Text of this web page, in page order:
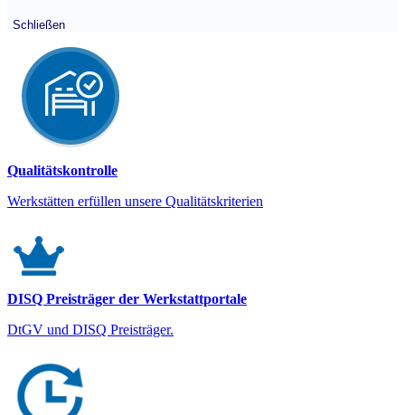
Schließen
Qualitätskontrolle
Werkstätten erfüllen unsere Qualitätskriterien
DISQ Preisträger der Werkstattportale
DtGV und DISQ Preisträger.